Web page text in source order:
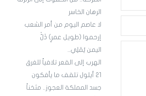
الرهان الخاسر
لا عاصم اليوم من أمر الشعب
إرحموا (طويل عمرٍ) ذَلّْ
اليمن يُمْلِي..
الهرب إلى القعر تلافياً للغرق
21 أيلول تلقف ما يأفكون
جسد المملكة العجوز.. مثخناً